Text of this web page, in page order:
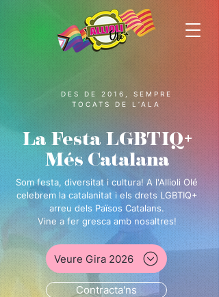
DES DE 2016, SEMPRE
TOCATS DE L’ALA
La Festa LGBTIQ+
Més Catalana
Som festa, diversitat i cultura! A l'Allioli Olé
celebrem la catalanitat i els drets LGBTIQ+
arreu dels Països Catalans.
Vine a fer gresca amb nosaltres!
Veure Gira 2026
Contracta'ns